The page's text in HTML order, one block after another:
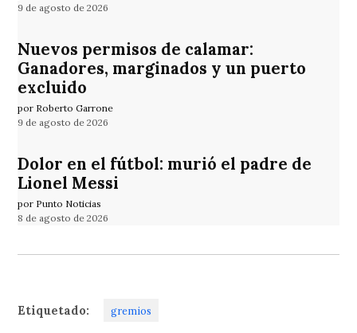
9 de agosto de 2026
Nuevos permisos de calamar:
Ganadores, marginados y un puerto
excluido
por Roberto Garrone
9 de agosto de 2026
Dolor en el fútbol: murió el padre de
Lionel Messi
por Punto Noticias
8 de agosto de 2026
Etiquetado: gremios